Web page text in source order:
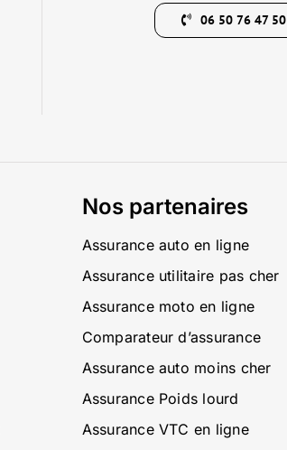
06 50 76 47 50
Nos partenaires
Assurance auto en ligne
Assurance utilitaire pas cher
Assurance moto en ligne
Comparateur d’assurance
Assurance auto moins cher
Assurance Poids lourd
Assurance VTC en ligne